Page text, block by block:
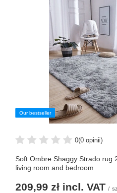
Our bestseller
0(0 opinii)
Soft Ombre Shaggy Strado rug
living room and bedroom
209,99 zł incl. VAT /